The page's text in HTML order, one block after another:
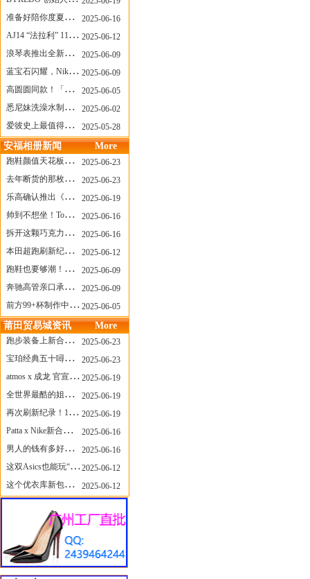
准备好陪你度夏，nanamica x Suicoke 新联名来了
2025-06-16
AJ14 “法拉利” 11年后回归，红色超跑气场全开
2025-06-12
浪琴表推出全新先行者系列祖鲁时间1925腕表
2025-06-09
蓝宝石闪耀，Nike Air Max DN8 华丽变身
2025-06-09
高圆圆同款！「赤足New Balance」新联名曝光，铺货了
2025-06-05
悉尼妹洗澡水制成肥皂开启售卖！男粉：这肥皂能吃吗？
2025-06-02
爱彼史上最值得看的大展！揭秘150年传奇制表背后
2025-05-28
安福相册新闻 More
跑鞋颜值天花板？日常也能帅一脸
2025-06-23
去年断货的那枚表， CASIO指环表又要发售了
2025-06-23
乐高确认推出《哥斯拉》积木，这设计也太酷了！
2025-06-19
帅到不想坐！Tom Sachs x Helinox 这把露营椅太炸了
2025-06-16
拆开这颗巧克力，居然是皮卡丘？
2025-06-16
本田超跑刷新纪录了！700万元成交价
2025-06-12
跑鞋也要够潮！昂跑 x Slam Jam 联名即将发售
2025-06-09
奔驰高管亲口承认：电动G级，完全失败了！
2025-06-09
前方99+杯制作中！「爷爷不泡茶」苹果狗、桃桃喵，今夏顶流潮饮！
2025-06-05
莆田贸易城资讯 More
跑步装备上新合集，最近有什么可以关注的呢？
2025-06-23
宝珀经典五十噚家族再添新员 适配所有腕围的38mm小表径腕表亮相
2025-06-23
atmos x 成龙 官宣，《警察故事》联名短袖公布！
2025-06-19
全世界最酷的姐姐，和Nike联名的鞋要来了！
2025-06-19
再次刷新纪录！14只 LABUBU 共拍出240万元
2025-06-19
Patta x Nike新合作提前泄露，这次的服饰周边也有亮点？
2025-06-16
男人的钱有多好赚？四个大学生创业卖短裤，年销8个亿！
2025-06-16
这双Asics也能玩“牛仔感”？TOGA联名即将登场！
2025-06-12
这个优衣库新包，能火起来吗？
2025-06-12